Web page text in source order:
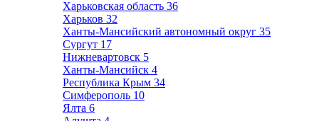
Харьковская область 36
Харьков 32
Ханты-Мансийский автономный округ 35
Сургут 17
Нижневартовск 5
Ханты-Мансийск 4
Республика Крым 34
Симферополь 10
Ялта 6